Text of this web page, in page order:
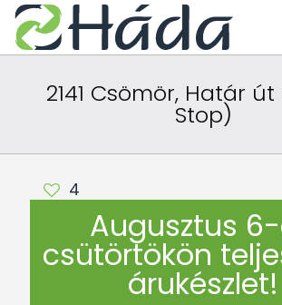
2141 Csömör, Határ út
Stop)
4
Augusztus
csütörtökön
árukészlet!